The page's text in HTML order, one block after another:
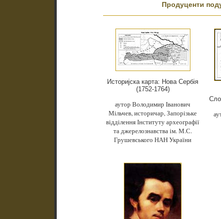
Продуценти
Историјска карта: Нова Сербія
(1752-1764)
аутор Володимир Іванович
Мільчев, историчар, Запорізьке
відділення Інституту археографії
та джерелознавства ім. М.С.
Грушевського НАН України